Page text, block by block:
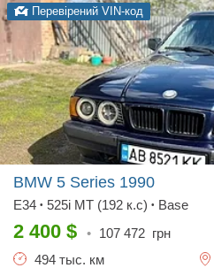
Перевірений VIN-код
BMW 5 Series 1990
E34 • 525i МТ (192 к.с) • Base
2 400 $ • 107 472 грн
494 тыс. км